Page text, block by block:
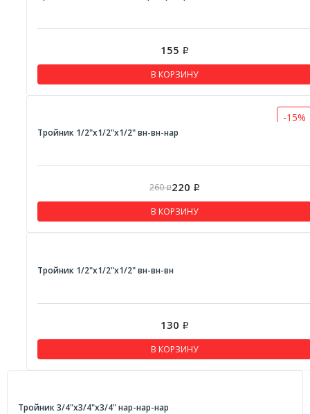
155 Р
В КОРЗИНУ
-15%
Тройник 1/2"x1/2"x1/2" вн-вн-нар
260Р220 Р
В КОРЗИНУ
Тройник 1/2"x1/2"x1/2" вн-вн-вн
130 Р
В КОРЗИНУ
Тройник 3/4"x3/4"x3/4" нар-нар-нар